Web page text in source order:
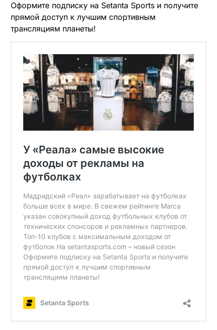
Оформите подписку на Setanta Sports и получите
прямой доступ к лучшим спортивным
трансляциям планеты!